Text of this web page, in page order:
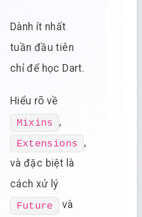
Dành ít nhất
tuần đầu tiên
chỉ để học Dart.
Hiểu rõ về
Mixins ,
Extensions
,
và đặc biệt là
cách xử lý
Future và